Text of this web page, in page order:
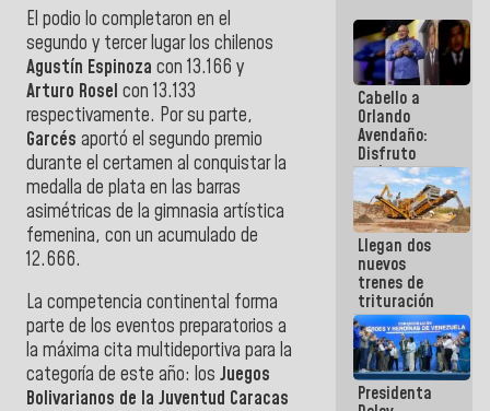
El podio lo completaron en el
segundo y tercer lugar los chilenos
Agustín Espinoza con 13.166 y
Arturo Rosel con 13.133
respectivamente. Por su parte,
Garcés aportó el segundo premio
durante el certamen al conquistar la
medalla de plata en las barras
asimétricas de la gimnasia artística
femenina, con un acumulado de
12.666.
La competencia continental forma
parte de los eventos preparatorios a
la máxima cita multideportiva para la
categoría de este año: los Juegos
Bolivarianos de la Juventud Caracas
Cabello a
Orlando
Avendaño:
Disfruto
cada vez
que escribes
porque lo
que haces
es
embarrarla
Llegan dos
nuevos
trenes de
trituración
para
optimizar
manejo de
escombros
en La Guaira
Presidenta